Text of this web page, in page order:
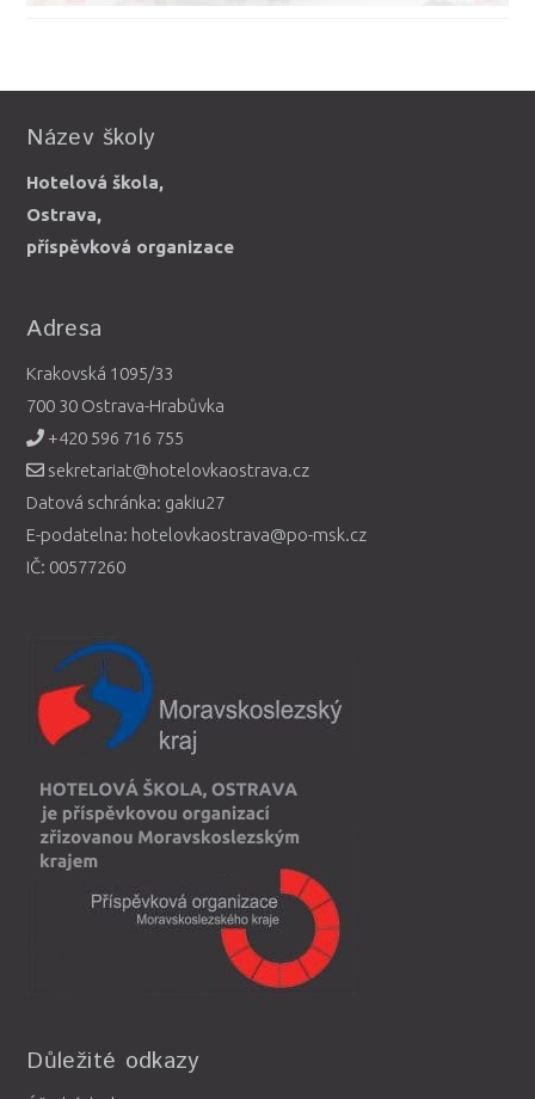
Název školy
Hotelová škola,
Ostrava,
příspěvková organizace
Adresa
Krakovská 1095/33
700 30 Ostrava-Hrabůvka
+420 596 716 755
sekretariat@hotelovkaostrava.cz
Datová schránka: gakiu27
E-podatelna: hotelovkaostrava@po-msk.cz
IČ: 00577260
Důležité odkazy